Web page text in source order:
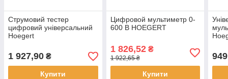
Струмовий тестер
цифровий універсальний
Hoegert
1 927,90 ₴
Купити
Цифровой мультиметр 0-
600 B HOEGERT
1 826,52₴
1 922,65 ₴
Купити